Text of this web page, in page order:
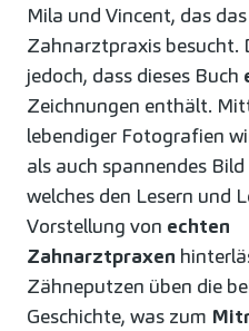
Mila und Vincent, das
Zahnarztpraxis besucht.
jedoch, dass dieses Buch
Zeichnungen enthält.
lebendiger Fotografien
als auch spannendes
welches den Lesern und
Vorstellung von echten
Zahnarztpraxen
Zähneputzen üben die
Geschichte, was zum